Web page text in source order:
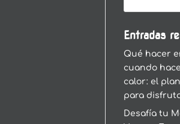
Entradas
Qué hacer
cuando
calor: el
para
Desafía tu